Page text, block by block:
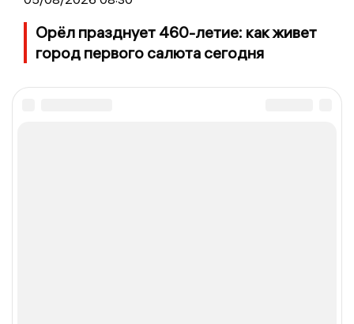
Орёл празднует 460-летие: как живет
город первого салюта сегодня